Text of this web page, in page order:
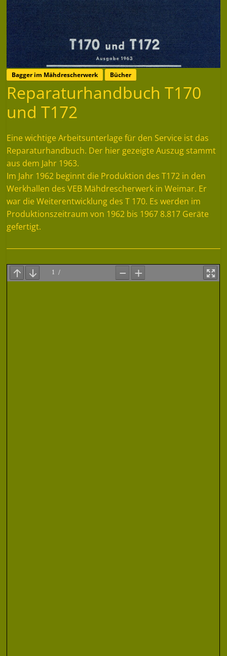
Bagger im Mähdrescherwerk Bücher
Reparaturhandbuch T170
und T172
Eine wichtige Arbeitsunterlage für den Service ist das
Reparaturhandbuch. Der hier gezeigte Auszug stammt
aus dem Jahr 1963.
Im Jahr 1962 beginnt die Produktion des T172 in den
Werkhallen des VEB Mähdrescherwerk in Weimar. Er
war die Weiterentwicklung des T 170. Es werden im
Produktionszeitraum von 1962 bis 1967 8.817 Geräte
gefertigt.